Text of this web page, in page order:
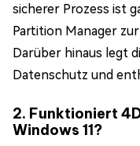
sicherer Prozess ist
Partition Manager
Darüber hinaus legt
Datenschutz und
2. Funktioniert
Windows 11?